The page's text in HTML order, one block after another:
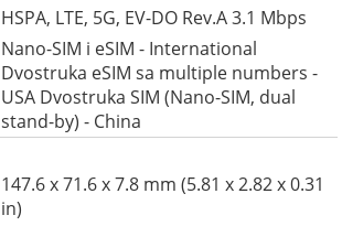
HSPA, LTE, 5G, EV-DO Rev.A 3.1 Mbps
Nano-SIM i eSIM - International
Dvostruka eSIM sa multiple numbers -
USA Dvostruka SIM (Nano-SIM, dual
stand-by) - China
147.6 x 71.6 x 7.8 mm (5.81 x 2.82 x 0.31
in)